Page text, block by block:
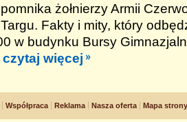
pomnika żołnierzy Armii
Targu. Fakty i mity, który
w budynku Bursy
czytaj więcej
Współpraca Reklama Nasza oferta Mapa strony